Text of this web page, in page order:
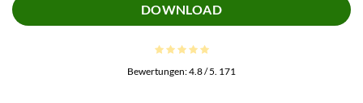
DOWNLOAD
Bewertungen:4.8/ 5. 171